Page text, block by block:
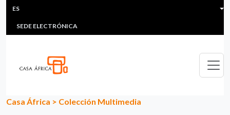
Pasar al contenido principal
HEADER MENU
MULTIMEDIA
SEDE ELECTRÓNICA
ES
Casa África > Colección Multimedia